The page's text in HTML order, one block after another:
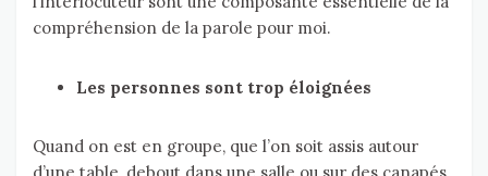
compréhension de la parole pour moi.
Les personnes sont trop éloignées
Quand on est en groupe, que l’on soit assis autour